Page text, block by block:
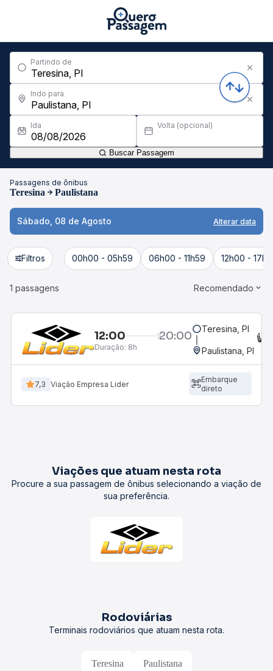
Partindo de
Indo para
Ida Volta (opcional)
Buscar Passagem
Passagens de ônibus
Teresina Paulistana
Sábado, 08 de Agosto Alterar data
Filtros 00h00 - 05h59 06h00 - 11h59 12h00 -
1 passagens Recomendado
12:00 20:00
Duração: 8h
Teresina, PI
Paulistana, PI
7,3 Viação Empresa Lider
Embarque
direto
Viações que atuam nesta rota
Procure a sua passagem de ônibus selecionando a viação de
sua preferência.
Rodoviárias
Terminais rodoviários que atuam nesta rota.
Teresina Paulistana